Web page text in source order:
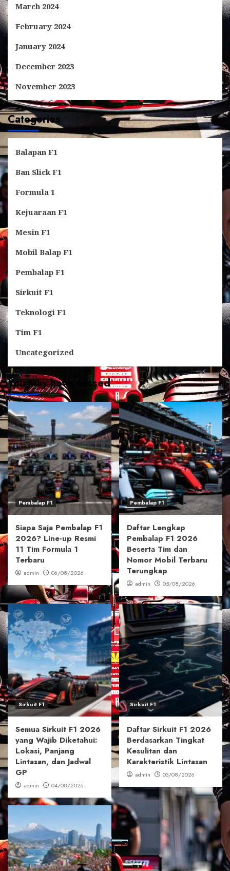
March 2024
February 2024
January 2024
December 2023
November 2023
Categories
Balapan F1
Ban Slick F1
Formula 1
Kejuaraan F1
Mesin F1
Mobil Balap F1
Pembalap F1
Sirkuit F1
Teknologi F1
Tim F1
Uncategorized
You may have missed
Pembalap F1
Siapa Saja Pembalap F1
2026? Line-up Resmi
11 Tim Formula 1
Terbaru
admin 06/08/2026
Pembalap F1
Daftar Lengkap
Pembalap F1 2026
Beserta Tim dan
Nomor Mobil Terbaru
Terungkap
admin 05/08/2026
Sirkuit F1
Semua Sirkuit F1 2026
yang Wajib Diketahui:
Lokasi, Panjang
Lintasan, dan Jadwal
GP
admin 04/08/2026
Sirkuit F1
Daftar Sirkuit F1 2026
Berdasarkan Tingkat
Kesulitan dan
Karakteristik Lintasan
admin 03/08/2026